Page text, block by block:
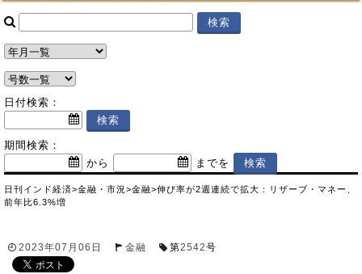
日付検索：
期間検索：
から
までを
日刊インド経済>金融・市況 >金融>伸び率が2週連続で拡大：リザーブ・マネー、
前年比6.3%増
2023年07月06日 金融 第2542号